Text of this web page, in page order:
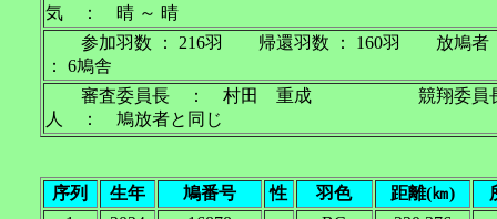
気 ： 晴 ～ 晴
参加羽数 ： 216羽 帰還羽数 ： 160羽 放鳩者
： 6鳩舎
審査委員長 ： 村田 重成 競翔委
人 ： 鳩放者と同じ
序列 生年 鳩番号 性 羽色 距離(㎞)